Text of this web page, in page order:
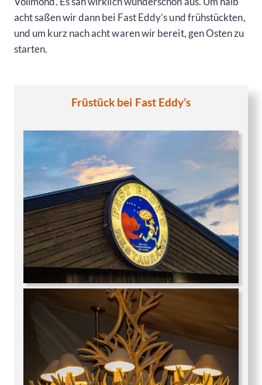
acht saßen wir dann bei Fast Eddy’s und frühstückten,
und um kurz nach acht waren wir bereit, gen Osten zu
starten.
Früstück bei Fast Eddy’s